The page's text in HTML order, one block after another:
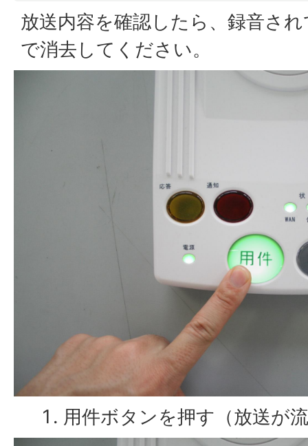
放送内容を確認したら、録音さ
で消去してください。
用件ボタンを押す（放送が